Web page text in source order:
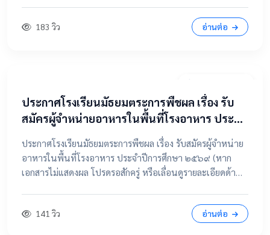
183 วิว อ่านต่อ
ประกาศโรงเรียนมัธยมตระการพืชผล เรื่อง รับ
สมัครผู้จำหน่ายอาหารในพื้นที่โรงอาหาร ประจำ
ปีการศึกษา ๒๕๖๙
ประกาศโรงเรียนมัธยมตระการพืชผล เรื่อง รับสมัครผู้จำหน่าย
อาหารในพื้นที่โรงอาหาร ประจำปีการศึกษา ๒๕๖๙ (หาก
เอกสารไม่แสดงผล โปรดรอสักครู่ หรือเลื่อนดูรายละเอียดด้าน
141 วิว อ่านต่อ